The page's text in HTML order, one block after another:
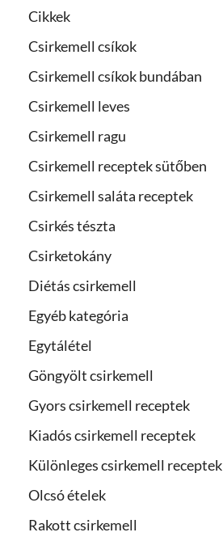
Cikkek
Csirkemell csíkok
Csirkemell csíkok bundában
Csirkemell leves
Csirkemell ragu
Csirkemell receptek sütőben
Csirkemell saláta receptek
Csirkés tészta
Csirketokány
Diétás csirkemell
Egyéb kategória
Egytálétel
Göngyölt csirkemell
Gyors csirkemell receptek
Kiadós csirkemell receptek
Különleges csirkemell receptek
Olcsó ételek
Rakott csirkemell